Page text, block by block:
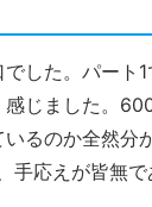
した。パート
じました。
るのか全然分
手応えが皆無